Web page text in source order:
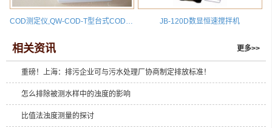
COD测定仪,QW-COD-T型台式COD快速测定仪,化学需氧量测定仪（含9孔快速消解器） JB-120D数显恒速搅拌机
相关资讯 更多>>
重磅！上海：排污企业可与污水处理厂协商制定排放标准！
怎么排除被测水样中的浊度的影响
比值法浊度测量的探讨